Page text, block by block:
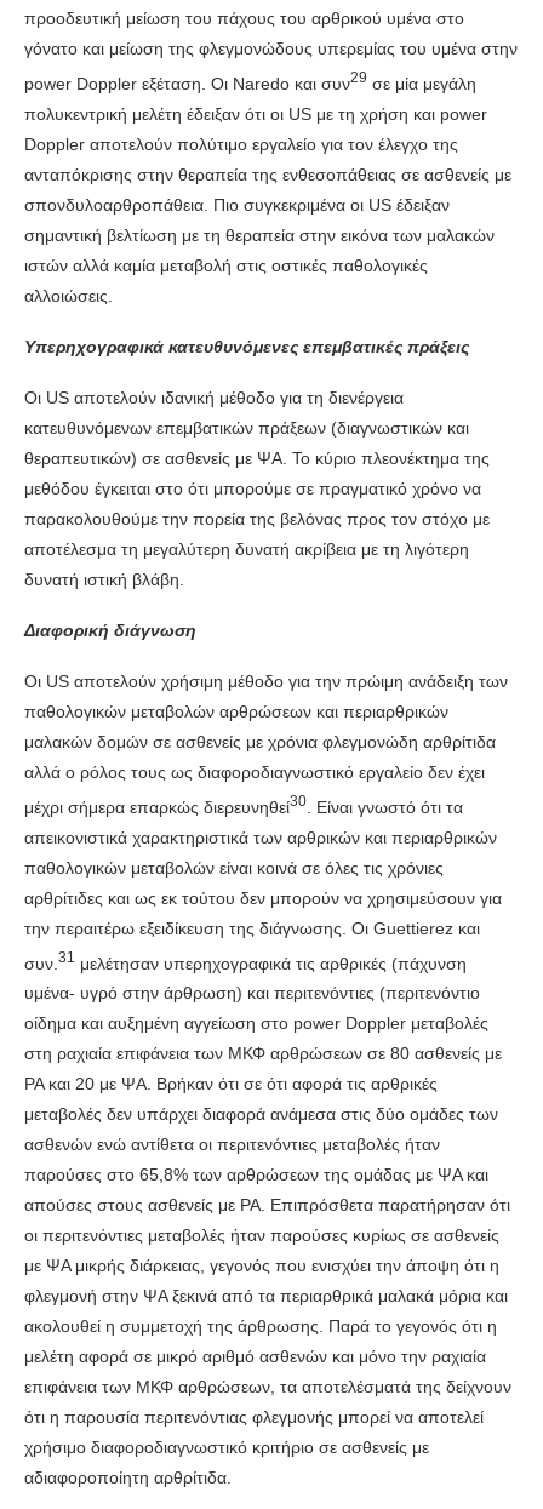
προοδευτική μείωση του πάχους του αρθρικού υμένα στο
γόνατο και μείωση της φλεγμονώδους υπερεμίας του υμένα στην
power Doppler εξέταση. Οι Naredo και συν29 σε μία μεγάλη
πολυκεντρική μελέτη έδειξαν ότι οι US με τη χρήση και power
Doppler αποτελούν πολύτιμο εργαλείο για τον έλεγχο της
ανταπόκρισης στην θεραπεία της ενθεσοπάθειας σε ασθενείς με
σπονδυλοαρθροπάθεια. Πιο συγκεκριμένα οι US έδειξαν
σημαντική βελτίωση με τη θεραπεία στην εικόνα των μαλακών
ιστών αλλά καμία μεταβολή στις οστικές παθολογικές
αλλοιώσεις.
Υπερηχογραφικά κατευθυνόμενες επεμβατικές πράξεις
Οι US αποτελούν ιδανική μέθοδο για τη διενέργεια
κατευθυνόμενων επεμβατικών πράξεων (διαγνωστικών και
θεραπευτικών) σε ασθενείς με ΨΑ. Το κύριο πλεονέκτημα της
μεθόδου έγκειται στο ότι μπορούμε σε πραγματικό χρόνο να
παρακολουθούμε την πορεία της βελόνας προς τον στόχο με
αποτέλεσμα τη μεγαλύτερη δυνατή ακρίβεια με τη λιγότερη
δυνατή ιστική βλάβη.
Διαφορική διάγνωση
Οι US αποτελούν χρήσιμη μέθοδο για την πρώιμη ανάδειξη των
παθολογικών μεταβολών αρθρώσεων και περιαρθρικών
μαλακών δομών σε ασθενείς με χρόνια φλεγμονώδη αρθρίτιδα
αλλά ο ρόλος τους ως διαφοροδιαγνωστικό εργαλείο δεν έχει
μέχρι σήμερα επαρκώς διερευνηθεί30
. Είναι γνωστό ότι τα
απεικονιστικά χαρακτηριστικά των αρθρικών και περιαρθρικών
παθολογικών μεταβολών είναι κοινά σε όλες τις χρόνιες
αρθρίτιδες και ως εκ τούτου δεν μπορούν να χρησιμεύσουν για
την περαιτέρω εξειδίκευση της διάγνωσης. Οι Guettierez και
συν. 31
μελέτησαν υπερηχογραφικά τις αρθρικές (πάχυνση
υμένα- υγρό στην άρθρωση) και περιτενόντιες (περιτενόντιο
οίδημα και αυξημένη αγγείωση στο power Doppler μεταβολές
στη ραχιαία επιφάνεια των ΜΚΦ αρθρώσεων σε 80 ασθενείς με
ΡΑ και 20 με ΨΑ. Βρήκαν ότι σε ότι αφορά τις αρθρικές
μεταβολές δεν υπάρχει διαφορά ανάμεσα στις δύο ομάδες των
ασθενών ενώ αντίθετα οι περιτενόντιες μεταβολές ήταν
παρούσες στο 65,8% των αρθρώσεων της ομάδας με ΨΑ και
απούσες στους ασθενείς με ΡΑ. Επιπρόσθετα παρατήρησαν ότι
οι περιτενόντιες μεταβολές ήταν παρούσες κυρίως σε ασθενείς
με ΨΑ μικρής διάρκειας, γεγονός που ενισχύει την άποψη ότι η
φλεγμονή στην ΨΑ ξεκινά από τα περιαρθρικά μαλακά μόρια και
ακολουθεί η συμμετοχή της άρθρωσης. Παρά το γεγονός ότι η
μελέτη αφορά σε μικρό αριθμό ασθενών και μόνο την ραχιαία
επιφάνεια των ΜΚΦ αρθρώσεων, τα αποτελέσματά της δείχνουν
ότι η παρουσία περιτενόντιας φλεγμονής μπορεί να αποτελεί
χρήσιμο διαφοροδιαγνωστικό κριτήριο σε ασθενείς με
αδιαφοροποίητη αρθρίτιδα.